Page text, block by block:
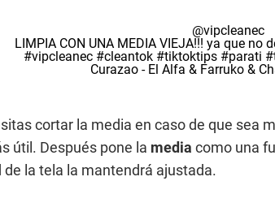
@vipcleanec
LIMPIA CON UNA MEDIA VIEJA!!! ya que no
#vipcleanec #cleantok #tiktoktips #parati
Curazao - El Alfa & Farruko &
cortar la media en caso de que sea
útil. Después pone la media como una
de la tela la mantendrá ajustada.